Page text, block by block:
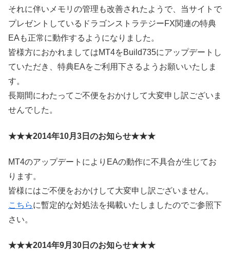
それに伴いメモリの管理も改善されたようで、当サイトで
プレゼントしているドラゴンストラテジーFX関連の特典
EAも正常に動作するようになりました。
皆様方におかれましてはMT4をBuild735にアップデートし
ていただき、特典EAをご利用下さるようお願いいたしま
す。
長期間にわたってご不便をおかけして大変申し訳ございま
せんでした。
★★★2014年10月3日のお知らせ★★★
MT4のアップデートによりEAの動作に不具合が生じてお
ります。
皆様にはご不便をおかけして大変申し訳ございません。
こちらに暫定的な対処法を掲載いたしましたのでご参照下
さい。
★★★2014年9月30日のお知らせ★★★